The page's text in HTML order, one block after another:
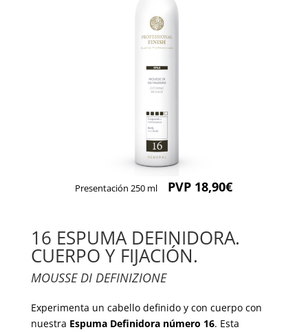
Presentación 250 ml PVP 18,90€
16 ESPUMA DEFINIDORA.
CUERPO Y FIJACIÓN.
MOUSSE DI DEFINIZIONE
Experimenta un cabello definido y con cuerpo con
nuestra Espuma Definidora número 16. Esta